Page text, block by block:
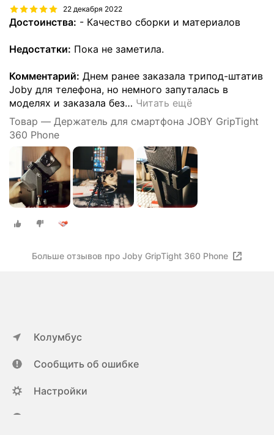
22 декабря 2022
Достоинства: - Качество сборки и материалов
Недостатки: Пока не заметила.
Комментарий: Днем ранее заказала трипод-штатив
Joby для телефона, но немного запуталась в
моделях и заказала без… Читать ещё
Товар — Держатель для смартфона JOBY GripTight
360 Phone
Больше отзывов про Joby GripTight 360 Phone
Колумбус
Сообщить об ошибке
Настройки